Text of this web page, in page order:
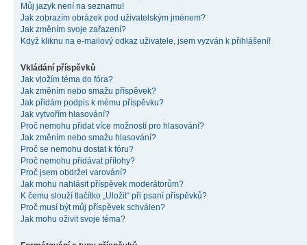
Můj jazyk není na seznamu!
Jak zobrazím obrázek pod uživatelským jménem?
Jak změním svoje zařazení?
Když kliknu na e-mailový odkaz uživatele, jsem vyzván k přihlášení!
Vkládání příspěvků
Jak vložím téma do fóra?
Jak změním nebo smažu příspěvek?
Jak přidám podpis k mému příspěvku?
Jak vytvořím hlasování?
Proč nemohu přidat více možností pro hlasování?
Jak změním nebo smažu hlasování?
Proč se nemohu dostat k fóru?
Proč nemohu přidávat přílohy?
Proč jsem obdržel varování?
Jak mohu nahlásit příspěvek moderátorům?
K čemu slouží tlačítko „Uložit“ při psaní příspěvků?
Proč musí být můj příspěvek schválen?
Jak mohu oživit svoje téma?